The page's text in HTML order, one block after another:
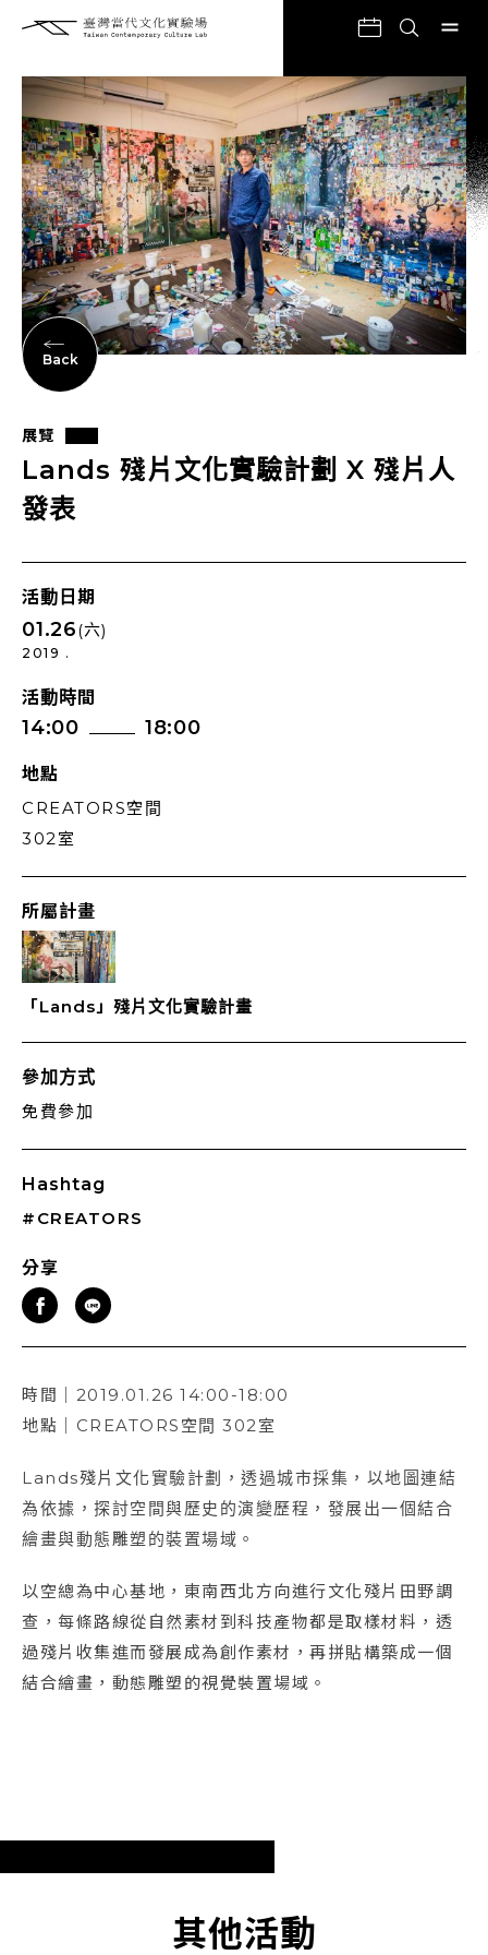
Back
展覽
Lands 殘片文化實驗計劃 X 殘片人
發表
活動日期
01.26(六)
2019 .
活動時間
14:00 18:00
地點
CREATORS空間
302室
所屬計畫
「Lands」殘片文化實驗計畫
參加方式
免費參加
Hashtag
#CREATORS
分享
時間｜2019.01.26 14:00-18:00
地點｜CREATORS空間 302室
Lands殘片文化實驗計劃，透過城市採集，以地圖連結
為依據，探討空間與歷史的演變歷程，發展出一個結合
繪畫與動態雕塑的裝置場域。
以空總為中心基地，東南西北方向進行文化殘片田野調
查，每條路線從自然素材到科技產物都是取樣材料，透
過殘片收集進而發展成為創作素材，再拼貼構築成一個
結合繪畫，動態雕塑的視覺裝置場域。
其他活動